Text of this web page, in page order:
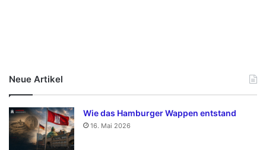
Neue Artikel
Wie das Hamburger Wappen entstand
16. Mai 2026